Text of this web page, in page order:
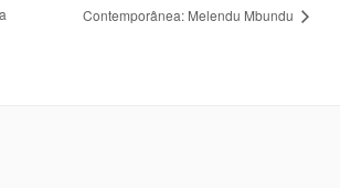
Contemporânea: Melendu Mbundu